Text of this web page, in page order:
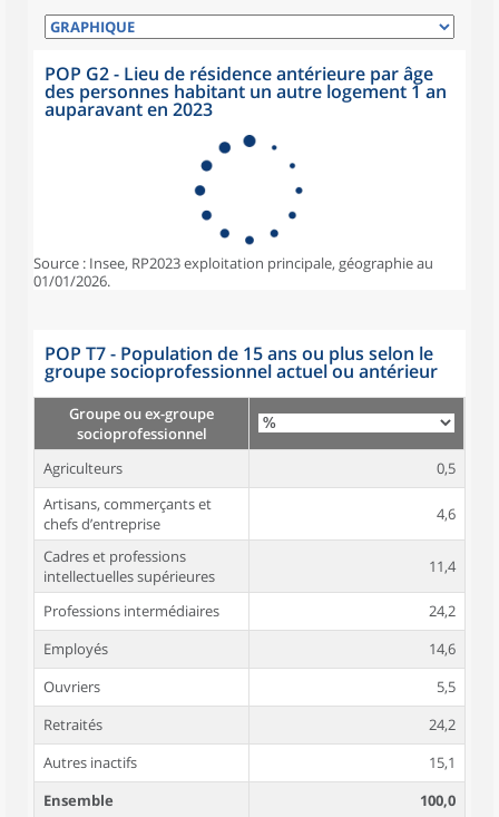
POP G2 - Lieu de résidence antérieure par âge
des personnes habitant un autre logement 1 an
auparavant en 2023
Source : Insee, RP2023 exploitation principale, géographie au
01/01/2026.
POP T7 - Population de 15 ans ou plus selon le
groupe socioprofessionnel actuel ou antérieur
Groupe ou ex-groupe
socioprofessionnel
Agriculteurs
0,5
Artisans, commerçants et
chefs d’entreprise
4,6
Cadres et professions
intellectuelles supérieures
11,4
Professions intermédiaires
24,2
Employés
14,6
Ouvriers
5,5
Retraités
24,2
Autres inactifs
15,1
Ensemble
100,0